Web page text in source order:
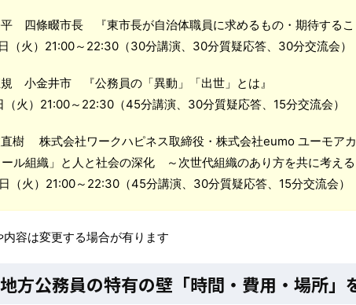
四條畷市長 『東市長が自治体職員に求めるもの・期待するこ
（火）21:00～22:30（30分講演、30分質疑応答、30分交流会）
小金井市 『公務員の「異動」「出世」とは』
（火）21:00～22:30（45分講演、30分質疑応答、15分交流会）
樹 株式会社ワークハピネス取締役・株式会社eumo ユーモア
ール組織」と人と社会の深化 ～次世代組織のあり方を共に考える
（火）21:00～22:30（45分講演、30分質疑応答、15分交流会）
内容は変更する場合が有ります
方公務員の特有の壁「時間・費用・場所」